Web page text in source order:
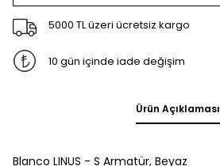
5000 TL üzeri ücretsiz kargo
10 gün içinde iade değişim
Ürün Açıklaması
Blanco LINUS - S Armatür, Beyaz